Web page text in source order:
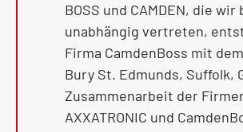
BOSS und CAMDEN, die wir
unabhängig vertreten,
Firma CamdenBoss mit
Bury St. Edmunds, Suffolk,
Zusammenarbeit der
AXXATRONIC und